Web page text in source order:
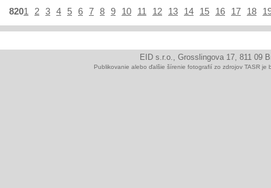
8201 2 3 4 5 6 7 8 9 10 11 12 13 14 15 16 17 18
EID s.r.o., Grosslingova 17, 811 09
Publikovanie alebo ďalšie šírenie fotografií zo zdrojov TASR